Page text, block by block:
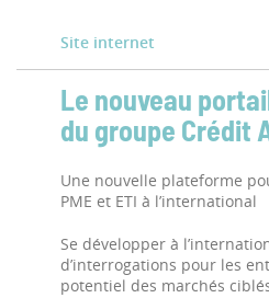
Site internet
Le nouveau
du groupe Crédit
Une nouvelle plateforme
PME et ETI à l’international
Se développer à
d’interrogations pour les
potentiel des marchés